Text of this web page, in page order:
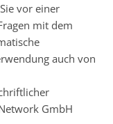
vor einer
mit dem
auch von
GmbH